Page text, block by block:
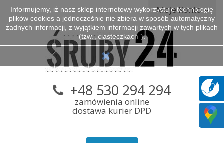
Moje Konto
+48 530 294 294
zamówienia online
dostawa kurier DPD
Informujemy, iż nasz sklep internetowy wykorzystuje technologię
plików cookies a jednocześnie nie zbiera w sposób automatyczny
żadnych informacji, z wyjątkiem informacji zawartych w tych plikach
(tzw. „ciasteczkach”).